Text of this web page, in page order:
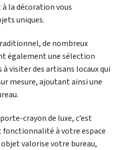
la décoration vous
uniques.
de nombreux
également une sélection
à visiter des artisans locaux qui
mesure, ajoutant ainsi une
crayon de luxe, c’est
fonctionnalité à votre espace
valorise votre bureau,